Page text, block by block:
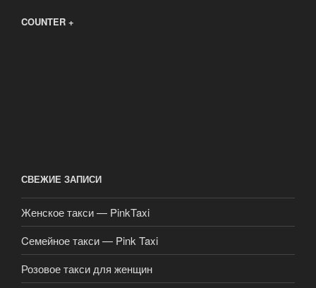
COUNTER +
СВЕЖИЕ ЗАПИСИ
Женское такси — PinkTaxi
Cемейное такси — Pink Taxi
Розовое такси для женщин